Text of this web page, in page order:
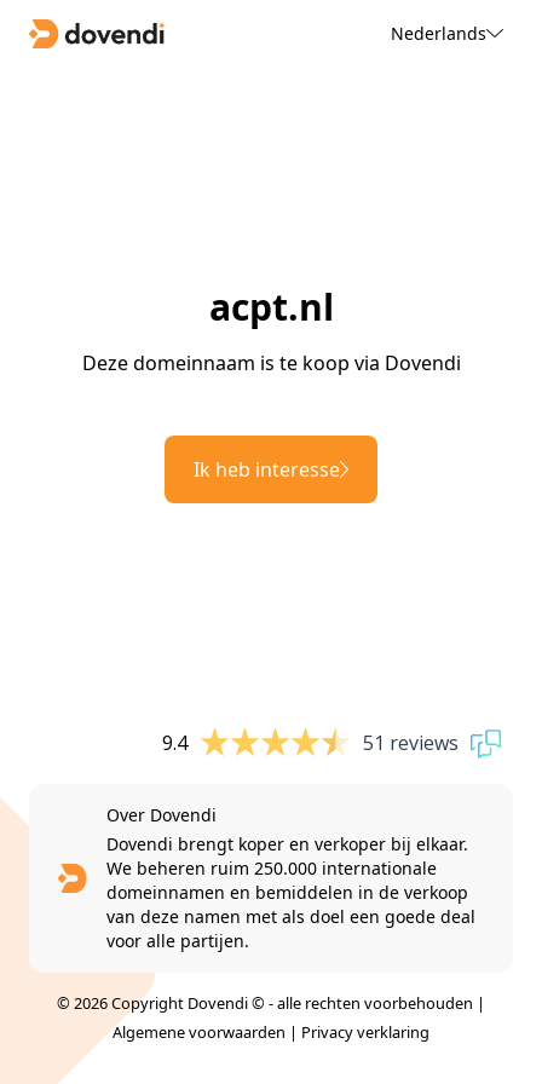
Nederlands
acpt.nl
Deze domeinnaam is te koop via Dovendi
Ik heb interesse
9.4 51 reviews
Over Dovendi
Dovendi brengt koper en verkoper bij elkaar.
We beheren ruim 250.000 internationale
domeinnamen en bemiddelen in de verkoop
van deze namen met als doel een goede deal
voor alle partijen.
© 2026 Copyright Dovendi © - alle rechten voorbehouden |
Algemene voorwaarden | Privacy verklaring